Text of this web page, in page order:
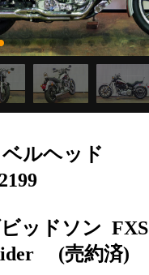
ルヘッド
ッドソン FXS
(売約済)